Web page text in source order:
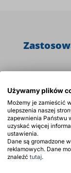
Używamy plików
Możemy je zamieścić
ulepszenia naszej
zapewnienia Państwu
uzyskać więcej
ustawienia.
Dane są gromadzone
reklamowych. Dane
znaleźć tutaj.